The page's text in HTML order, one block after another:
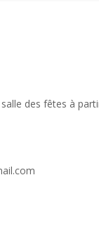
des fêtes à